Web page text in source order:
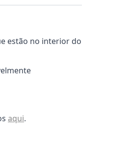
estão no interior do
aqui.